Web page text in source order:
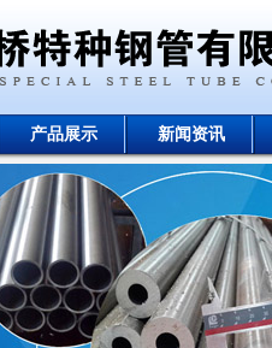
产品展示 新闻资讯